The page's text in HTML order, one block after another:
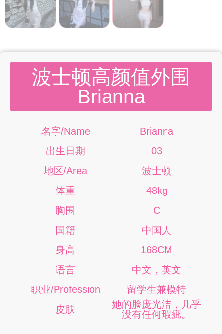
波士顿高颜值外围
Brianna
名字/Name
Brianna
出生日期
03
地区/Area
波士顿
体重
48kg
胸围
C
国籍
中国人
身高
168CM
语言
中文，英文
职业/Profession
留学生兼模特
皮肤
她的脸庞光洁，几乎
没有任何瑕疵。